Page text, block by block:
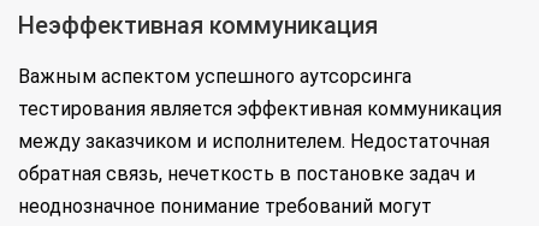
Неэффективная коммуникация
Важным аспектом успешного аутсорсинга
тестирования является эффективная коммуникация
между заказчиком и исполнителем. Недостаточная
обратная связь, нечеткость в постановке задач и
неоднозначное понимание требований могут